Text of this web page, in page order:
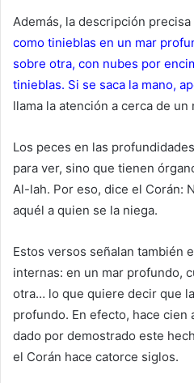
Además, la descripción
como tinieblas en un mar
sobre otra, con nubes por
tinieblas. Si se saca la mano,
llama la atención a cerca de un
Los peces en las
para ver, sino que tienen
Al-lah. Por eso, dice el Corán:
aquél a quien se la niega.
Estos versos señalan también
internas: en un mar profundo,
otra… lo que quiere decir que
profundo. En efecto, hace cien
dado por demostrado este
el Corán hace catorce siglos.